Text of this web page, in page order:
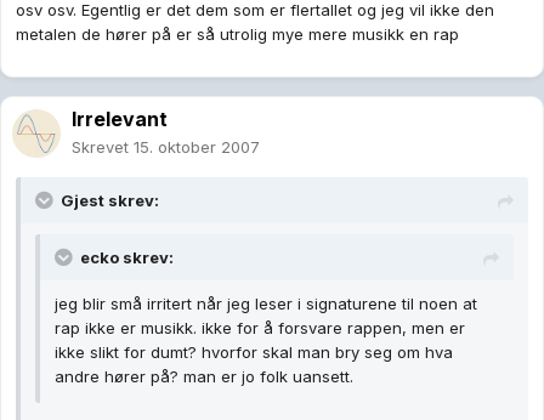
osv osv. Egentlig er det dem som er flertallet og jeg vil ikke den
metalen de hører på er så utrolig mye mere musikk en rap
Irrelevant
Skrevet 15. oktober 2007
Gjest skrev:
ecko skrev:
jeg blir små irritert når jeg leser i signaturene til noen at
rap ikke er musikk. ikke for å forsvare rappen, men er
ikke slikt for dumt? hvorfor skal man bry seg om hva
andre hører på? man er jo folk uansett.